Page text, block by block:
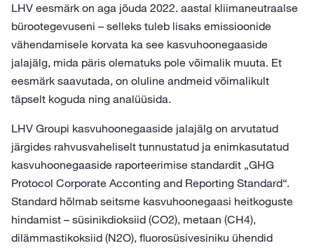
LHV eesmärk on aga jõuda 2022. aastal kliimaneutraalse
bürootegevuseni – selleks tuleb lisaks emissioonide
vähendamisele korvata ka see kasvuhoonegaaside
jalajälg, mida päris olematuks pole võimalik muuta. Et
eesmärk saavutada, on oluline andmeid võimalikult
täpselt koguda ning analüüsida.
LHV Groupi kasvuhoonegaaside jalajälg on arvutatud
järgides rahvusvaheliselt tunnustatud ja enimkasutatud
kasvuhoonegaaside raporteerimise standardit „GHG
Protocol Corporate Acconting and Reporting Standard“.
Standard hõlmab seitsme kasvuhoonegaasi heitkoguste
hindamist – süsinikdioksiid (CO2), metaan (CH4),
dilämmastikoksiid (N2O), fluorosüsivesiniku ühendid